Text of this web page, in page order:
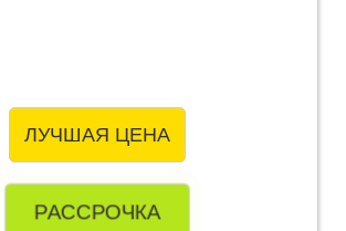
ЛУЧШАЯ ЦЕНА
РАССРОЧКА